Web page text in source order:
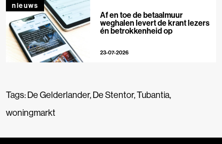
nieuws
Af en toe de betaalmuur
weghalen levert de krant lezers
én betrokkenheid op
23-07-2026
Tags:De Gelderlander,De Stentor,Tubantia,
woningmarkt